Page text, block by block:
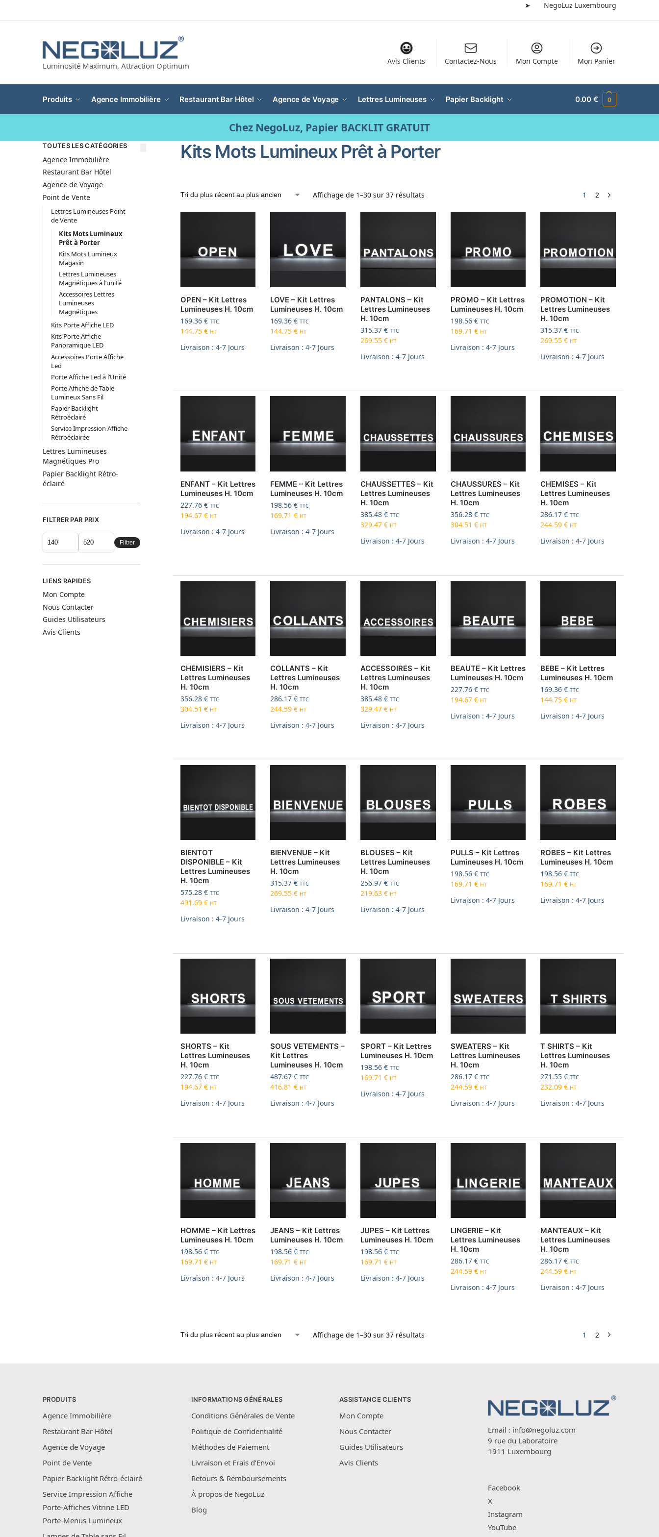
➤ NegoLuz Luxembourg
Luminosité Maximum, Attraction Optimum
Avis Clients Contactez-Nous Mon Compte Mon Panier
Produits Agence Immobilière Restaurant Bar Hôtel Agence de Voyage Lettres Lumineuses Papier Backlight 0.00€ 0
Chez NegoLuz, Papier BACKLIT GRATUIT
Kits Mots Lumineux Prêt à Porter
Affichage de 1–30 sur 37 résultats 1 2
OPEN – Kit Lettres
Lumineuses H. 10cm
169.36 € TTC
144.75 € HT
Livraison : 4-7 Jours
LOVE – Kit Lettres
Lumineuses H. 10cm
169.36€ TTC
144.75€ HT
Livraison : 4-7 Jours
PANTALONS – Kit
Lettres Lumineuses
H. 10cm
315.37€ TTC
269.55€ HT
Livraison : 4-7 Jours
PROMO – Kit Lettres
Lumineuses H. 10cm
198.56 € TTC
169.71 € HT
Livraison : 4-7 Jours
PROMOTION – Kit
Lettres Lumineuses
H. 10cm
315.37€ TTC
269.55€ HT
Livraison : 4-7 Jours
ENFANT – Kit Lettres
Lumineuses H. 10cm
227.76 € TTC
194.67 € HT
Livraison : 4-7 Jours
FEMME – Kit Lettres
Lumineuses H. 10cm
198.56€ TTC
169.71€ HT
Livraison : 4-7 Jours
CHAUSSETTES – Kit
Lettres Lumineuses
H. 10cm
385.48€ TTC
329.47€ HT
Livraison : 4-7 Jours
CHAUSSURES – Kit
Lettres Lumineuses
H. 10cm
356.28 € TTC
304.51 € HT
Livraison : 4-7 Jours
CHEMISES – Kit
Lettres Lumineuses
H. 10cm
286.17€ TTC
244.59€ HT
Livraison : 4-7 Jours
CHEMISIERS – Kit
Lettres Lumineuses
H. 10cm
356.28 € TTC
304.51 € HT
Livraison : 4-7 Jours
COLLANTS – Kit
Lettres Lumineuses
H. 10cm
286.17€ TTC
244.59€ HT
Livraison : 4-7 Jours
ACCESSOIRES – Kit
Lettres Lumineuses
H. 10cm
385.48€ TTC
329.47€ HT
Livraison : 4-7 Jours
BEAUTE – Kit Lettres
Lumineuses H. 10cm
227.76 € TTC
194.67 € HT
Livraison : 4-7 Jours
BEBE – Kit Lettres
Lumineuses H. 10cm
169.36€ TTC
144.75€ HT
Livraison : 4-7 Jours
BIENTOT
DISPONIBLE – Kit
Lettres Lumineuses
H. 10cm
575.28 € TTC
491.69 € HT
Livraison : 4-7 Jours
BIENVENUE – Kit
Lettres Lumineuses
H. 10cm
315.37€ TTC
269.55€ HT
Livraison : 4-7 Jours
BLOUSES – Kit
Lettres Lumineuses
H. 10cm
256.97€ TTC
219.63€ HT
Livraison : 4-7 Jours
PULLS – Kit Lettres
Lumineuses H. 10cm
198.56 € TTC
169.71 € HT
Livraison : 4-7 Jours
ROBES – Kit Lettres
Lumineuses H. 10cm
198.56€ TTC
169.71€ HT
Livraison : 4-7 Jours
SHORTS – Kit
Lettres Lumineuses
H. 10cm
227.76 € TTC
194.67 € HT
Livraison : 4-7 Jours
SOUS VETEMENTS –
Kit Lettres
Lumineuses H. 10cm
487.67€ TTC
416.81€ HT
Livraison : 4-7 Jours
SPORT – Kit Lettres
Lumineuses H. 10cm
198.56€ TTC
169.71€ HT
Livraison : 4-7 Jours
SWEATERS – Kit
Lettres Lumineuses
H. 10cm
286.17 € TTC
244.59 € HT
Livraison : 4-7 Jours
T SHIRTS – Kit
Lettres Lumineuses
H. 10cm
271.55€ TTC
232.09€ HT
Livraison : 4-7 Jours
HOMME – Kit Lettres
Lumineuses H. 10cm
198.56 € TTC
169.71 € HT
Livraison : 4-7 Jours
JEANS – Kit Lettres
Lumineuses H. 10cm
198.56€ TTC
169.71€ HT
Livraison : 4-7 Jours
JUPES – Kit Lettres
Lumineuses H. 10cm
198.56€ TTC
169.71€ HT
Livraison : 4-7 Jours
LINGERIE – Kit
Lettres Lumineuses
H. 10cm
286.17 € TTC
244.59 € HT
Livraison : 4-7 Jours
MANTEAUX – Kit
Lettres Lumineuses
H. 10cm
286.17€ TTC
244.59€ HT
Livraison : 4-7 Jours
Affichage de 1–30 sur 37 résultats 1 2
TOUTES LES CATÉGORIES
Agence Immobilière
Restaurant Bar Hôtel
Agence de Voyage
Point de Vente
Lettres Lumineuses Point
de Vente
Kits Mots Lumineux
Prêt à Porter
Kits Mots Lumineux
Magasin
Lettres Lumineuses
Magnétiques à l’unité
Accessoires Lettres
Lumineuses
Magnétiques
Kits Porte Affiche LED
Kits Porte Affiche
Panoramique LED
Accessoires Porte Affiche
Led
Porte Affiche Led à l’Unité
Porte Affiche de Table
Lumineux Sans Fil
Papier Backlight
Rétroéclairé
Service Impression Affiche
Rétroéclairée
Lettres Lumineuses
Magnétiques Pro
Papier Backlight Rétro-
éclairé
FILTRER PAR PRIX
Filtrer
LIENS RAPIDES
Mon Compte
Nous Contacter
Guides Utilisateurs
Avis Clients
PRODUITS
Agence Immobilière
Restaurant Bar Hôtel
Agence de Voyage
Point de Vente
Papier Backlight Rétro-éclairé
Service Impression Affiche
Porte-Affiches Vitrine LED
Porte-Menus Lumineux
INFORMATIONS GÉNÉRALES
Conditions Générales de Vente
Politique de Confidentialité
Méthodes de Paiement
Livraison et Frais d’Envoi
Retours & Remboursements
À propos de NegoLuz
Blog
ASSISTANCE CLIENTS
Mon Compte
Nous Contacter
Guides Utilisateurs
Avis Clients
Email : info@negoluz.com
9 rue du Laboratoire
1911 Luxembourg
Facebook
X
Instagram
YouTube